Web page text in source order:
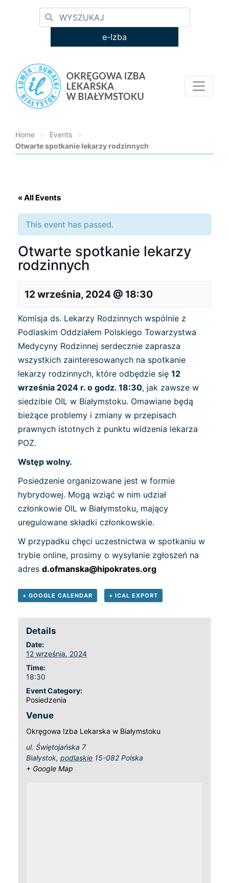
e-Izba
Home > Events
>
Otwarte spotkanie lekarzy rodzinnych
« All Events
This event has passed.
Otwarte spotkanie lekarzy
rodzinnych
12 września, 2024 @ 18:30
Komisja ds. Lekarzy Rodzinnych wspólnie z
Podlaskim Oddziałem Polskiego Towarzystwa
Medycyny Rodzinnej serdecznie zaprasza
wszystkich zainteresowanych na spotkanie
lekarzy rodzinnych, które odbędzie się 12
września 2024 r. o godz. 18:30, jak zawsze w
siedzibie OIL w Białymstoku. Omawiane będą
bieżące problemy i zmiany w przepisach
prawnych istotnych z punktu widzenia lekarza
POZ.
Wstęp wolny.
Posiedzenie organizowane jest w formie
hybrydowej. Mogą wziąć w nim udział
członkowie OIL w Białymstoku, mający
uregulowane składki członkowskie.
W przypadku chęci uczestnictwa w spotkaniu w
trybie online, prosimy o wysyłanie zgłoszeń na
adres d.ofmanska@hipokrates.org
+ GOOGLE CALENDAR + ICAL EXPORT
Details
Date:
12 września, 2024
Time:
18:30
Event Category:
Posiedzenia
Venue
Okręgowa Izba Lekarska w Białymstoku
ul. Świętojańska 7
Białystok, podlaskie 15-082 Polska
+ Google Map